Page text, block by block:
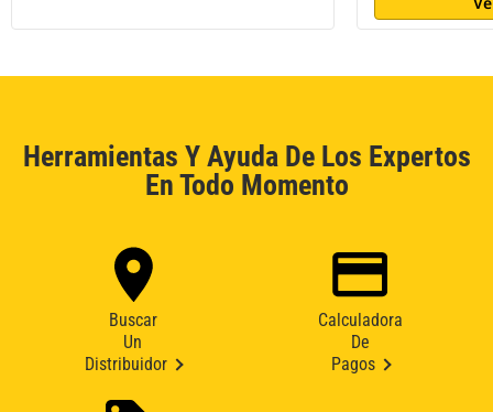
Herramientas Y Ayuda De Los Expertos
En Todo Momento
Buscar
Un
Distribuidor
Calculadora
De
Pagos